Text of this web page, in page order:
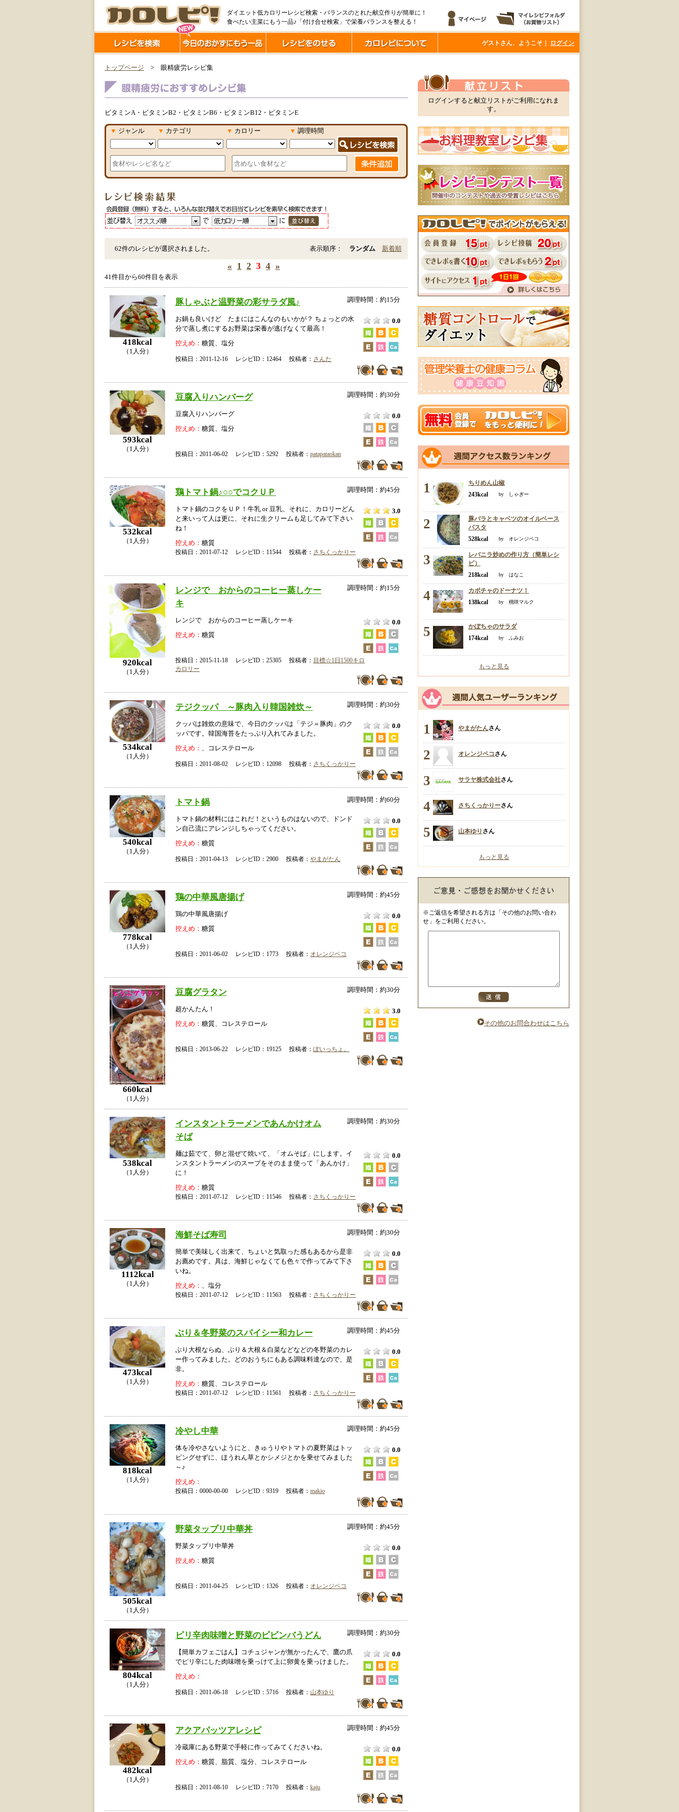
ダイエット低カロリーレシピ検索・バランスのとれた献立作りが簡単に！
食べたい主菜にもう一品♪「付け合せ検索」で栄養バランスを整える！
ゲストさん、ようこそ｜ ログイン
トップページ > 眼精疲労レシピ集
ビタミンA・ビタミンB2・ビタミンB6・ビタミンB12・ビタミンE
▼ ジャンル ▼ カテゴリ ▼ カロリー ▼ 調理時間
62件のレシピが選択されました。 表示順序： ランダム 新着順
« 1 2 3 4 »
41件目から60件目を表示
418kcal
（1人分）
豚しゃぶと温野菜の彩サラダ風♪ 調理時間：約15分
お鍋も良いけど たまにはこんなのもいかが？ ちょっとの水
分で蒸し煮にするお野菜は栄養が逃げなくて最高！
0.0
控えめ： 糖質、塩分
投稿日：2011-12-16 レシピID：12464 投稿者： さんた
593kcal
（1人分）
豆腐入りハンバーグ 調理時間：約30分
豆腐入りハンバーグ
0.0
控えめ： 糖質、塩分
投稿日：2011-06-02 レシピID：5292 投稿者： patapataokan
532kcal
（1人分）
鶏トマト鍋♪○○でコクＵＰ 調理時間：約45分
トマト鍋のコクをＵＰ！牛乳 or 豆乳、それに、カロリーどん
と来いって人は更に、それに生クリームも足してみて下さい
ね！
3.0
控えめ： 糖質
投稿日：2011-07-12 レシピID：11544 投稿者： さちくっかりー
920kcal
（1人分）
レンジで おからのコーヒー蒸しケー
キ
調理時間：約15分
レンジで おからのコーヒー蒸しケーキ
0.0
控えめ： 糖質
投稿日：2015-11-18 レシピID：25305 投稿者： 目標☆1日1500キロ
カロリー
534kcal
（1人分）
テジクッパ ～豚肉入り韓国雑炊～ 調理時間：約30分
クッパは雑炊の意味で、今日のクッパは「テジ＝豚肉」のク
ッパです。韓国海苔をたっぷり入れてみました。
0.0
控えめ： 、コレステロール
投稿日：2011-08-02 レシピID：12098 投稿者： さちくっかりー
540kcal
（1人分）
トマト鍋 調理時間：約60分
トマト鍋の材料にはこれだ！というものはないので、ドンド
ン自己流にアレンジしちゃってください。
0.0
控えめ： 糖質
投稿日：2011-04-13 レシピID：2900 投稿者： やまがたん
778kcal
（1人分）
鶏の中華風唐揚げ 調理時間：約45分
鶏の中華風唐揚げ
0.0
控えめ： 糖質
投稿日：2011-06-02 レシピID：1773 投稿者： オレンジペコ
660kcal
（1人分）
豆腐グラタン 調理時間：約30分
超かんたん！
3.0
控えめ： 糖質、コレステロール
投稿日：2013-06-22 レシピID：19125 投稿者： ぽいっちょ。
538kcal
（1人分）
インスタントラーメンであんかけオム
そば
調理時間：約30分
麺は茹でて、卵と混ぜて焼いて、「オムそば」にします。イ
ンスタントラーメンのスープをそのまま使って「あんかけ」
に！
0.0
控えめ： 糖質
投稿日：2011-07-12 レシピID：11546 投稿者： さちくっかりー
1112kcal
（1人分）
海鮮そば寿司 調理時間：約30分
簡単で美味しく出来て、ちょいと気取った感もあるから是非
お薦めです。具は、海鮮じゃなくても色々で作ってみて下さ
いね。
0.0
控えめ： 、塩分
投稿日：2011-07-12 レシピID：11563 投稿者： さちくっかりー
473kcal
（1人分）
ぶり＆冬野菜のスパイシー和カレー 調理時間：約45分
ぶり大根ならぬ、ぶり＆大根＆白菜などなどの冬野菜のカレ
ー作ってみました。どのおうちにもある調味料達なので、是
非。
0.0
控えめ： 糖質、コレステロール
投稿日：2011-07-12 レシピID：11561 投稿者： さちくっかりー
818kcal
（1人分）
冷やし中華 調理時間：約45分
体を冷やさないようにと、きゅうりやトマトの夏野菜はトッ
ピングせずに、ほうれん草とかシメジとかを乗せてみました
～♪
0.0
控えめ：
投稿日：0000-00-00 レシピID：9319 投稿者： makio
505kcal
（1人分）
野菜タップリ中華丼 調理時間：約45分
野菜タップリ中華丼
0.0
控えめ： 糖質
投稿日：2011-04-25 レシピID：1326 投稿者： オレンジペコ
804kcal
（1人分）
ピリ辛肉味噌と野菜のビビンバうどん 調理時間：約30分
【簡単カフェごはん】コチュジャンが無かったんで、鷹の爪
でピリ辛にした肉味噌を乗っけて上に卵黄を乗っけました。
0.0
控えめ：
投稿日：2011-06-18 レシピID：5716 投稿者： 山本ゆり
482kcal
（1人分）
アクアパッツアレシピ 調理時間：約45分
冷蔵庫にある野菜で手軽に作ってみてくださいね。
0.0
控えめ： 糖質、脂質、塩分、コレステロール
投稿日：2011-08-10 レシピID：7170 投稿者： kaju
ログインすると献立リストがご利用になれま
す。
1
ちりめん山椒
243kcal
by しゃぎー
2
豚バラとキャベツのオイルベース
パスタ
528kcal
by オレンジペコ
3
レバニラ炒めの作り方（簡単レシ
ピ）
218kcal
by はなこ
4
カボチャのドーナツ！
138kcal
by 桃咲マルク
5
かぼちゃのサラダ
174kcal
by ふみお
もっと見る
1 やまがたんさん
2 オレンジペコさん
3 サラヤ株式会社さん
4 さちくっかりーさん
5 山本ゆり さん
もっと見る
※ご返信を希望される方は「その他のお問い合わ
せ」をご利用ください。
その他のお問合わせはこちら